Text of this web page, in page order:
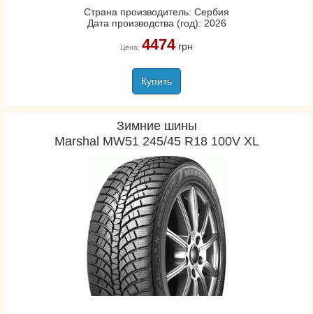
Страна производитель: Сербия
Дата производства (год): 2026
Цена: 4474грн
Купить
Зимние шины
Marshal MW51 245/45 R18 100V XL